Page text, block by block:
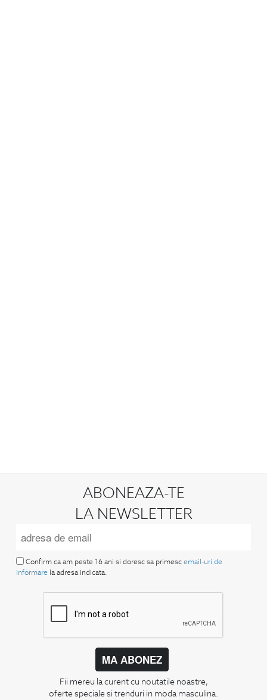
ABONEAZA-TE
LA NEWSLETTER
Confirm ca am peste 16 ani si doresc sa primesc email-uri de
informare la adresa indicata.
MA ABONEZ
Fii mereu la curent cu noutatile noastre,
oferte speciale si trenduri in moda masculina.